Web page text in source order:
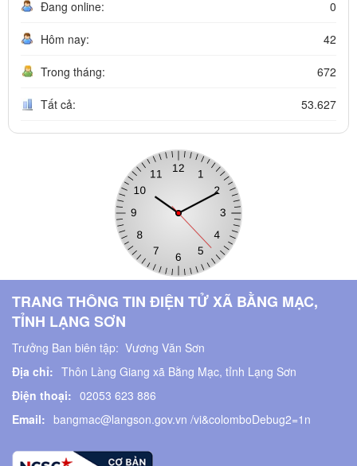
Đang online: 0
Hôm nay: 42
Trong tháng: 672
Tất cả: 53.627
TRANG THÔNG TIN ĐIỆN TỬ XÃ BẰNG MẠC,
TỈNH LẠNG SƠN
Trưởng Ban biên tập: Vương Văn Sơn
Địa chỉ: Thôn Làng Giang xã Bằng Mạc, tỉnh Lạng Sơn
Điện thoại: 02053 623 886
Email: bangmac@langson.gov.vn /vi&colomboDebug2=1n